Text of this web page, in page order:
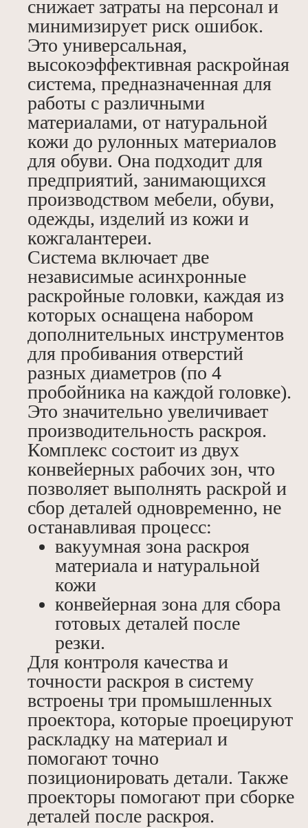
снижает затраты на персонал и
минимизирует риск ошибок.
Это универсальная,
высокоэффективная раскройная
система, предназначенная для
работы с различными
материалами, от натуральной
кожи до рулонных материалов
для обуви. Она подходит для
предприятий, занимающихся
производством мебели, обуви,
одежды, изделий из кожи и
кожгалантереи.
Система включает две
независимые асинхронные
раскройные головки, каждая из
которых оснащена набором
дополнительных инструментов
для пробивания отверстий
разных диаметров (по 4
пробойника на каждой головке).
Это значительно увеличивает
производительность раскроя.
Комплекс состоит из двух
конвейерных рабочих зон, что
позволяет выполнять раскрой и
сбор деталей одновременно, не
останавливая процесс:
вакуумная зона раскроя
материала и натуральной
кожи
конвейерная зона для сбора
готовых деталей после
резки.
Для контроля качества и
точности раскроя в систему
встроены три промышленных
проектора, которые проецируют
раскладку на материал и
помогают точно
позиционировать детали. Также
проекторы помогают при сборке
деталей после раскроя.